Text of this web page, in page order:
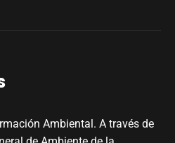
Ambiental. A través de